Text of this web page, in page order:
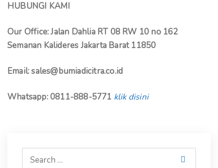
HUBUNGI KAMI
Our Office: Jalan Dahlia RT 08 RW 10 no 162
Semanan Kalideres Jakarta Barat 11850
Email: sales@bumiadicitra.co.id
Whatsapp: 0811-888-5771 klik disini